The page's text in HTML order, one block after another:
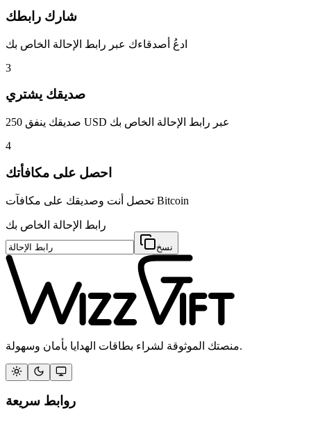
شارك رابطك
ادعُ أصدقاءك عبر رابط الإحالة الخاص بك
3
صديقك يشتري
صديقك ينفق 250 USD عبر رابط الإحالة الخاص بك
4
احصل على مكافأتك
تحصل أنت وصديقك على مكافآت Bitcoin
رابط الإحالة الخاص بك
نسخ
منصتك الموثوقة لشراء بطاقات الهدايا بأمان وسهولة.
روابط سريعة